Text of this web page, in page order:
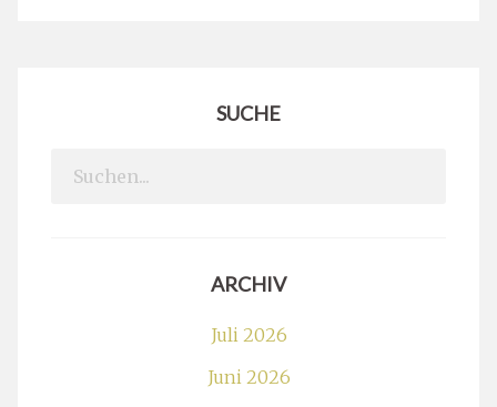
SUCHE
Search
ARCHIV
Juli 2026
Juni 2026